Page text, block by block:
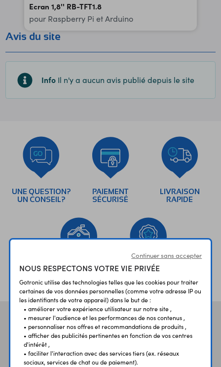
Ecran 1,8'' RB-TFT1.8
pour Raspberry Pi et Arduino
Avis du site
Info Il n'y a aucun avis publié depuis le site
UNE QUESTION?
UN CONSEIL?
PAIEMENT
SÉCURISÉ
LIVRAISON
RAPIDE
ÉTABLISSEMENTS
SCOLAIRES
PLUS 30 ANS
D’EXPERIENCE
Vos aviset témoignages
Continuer sans accepter
NOUS RESPECTONS VOTRE VIE PRIVÉE
Gotronic utilise des technologies telles que les cookies pour traiter
certaines de vos données personnelles (comme votre adresse IP ou
les identifiants de votre appareil) dans le but de :
• améliorer votre expérience utilisateur sur notre site ,
• mesurer l'audience et les performances de nos contenus ,
• personnaliser nos offres et recommandations de produits ,
• afficher des publicités pertinentes en fonction de vos centres
d'intérêt ,
• faciliter l'interaction avec des services tiers (ex. réseaux
sociaux, services de chat ou de paiement).